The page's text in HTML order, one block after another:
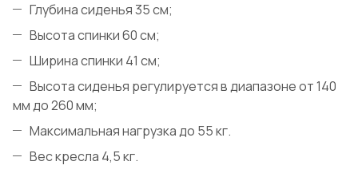
Глубина сиденья 35 см;
Высота спинки 60 см;
Ширина спинки 41 см;
Высота сиденья регулируется в диапазоне от 140
мм до 260 мм;
Максимальная нагрузка до 55 кг.
Вес кресла 4,5 кг.